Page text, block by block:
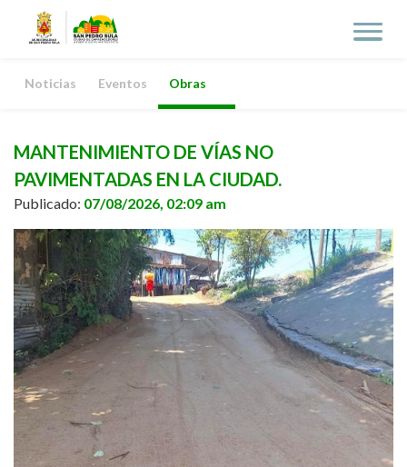
Noticias Eventos Obras
MANTENIMIENTO DE VÍAS NO
PAVIMENTADAS EN LA CIUDAD.
Publicado: 07/08/2026, 02:09 am